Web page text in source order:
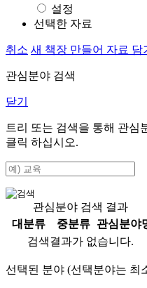
설정
선택한 자료
취소 새 책장 만들어 자료 담
관심분야 검색
닫기
트리 또는 검색을 통해 관심
클릭 하십시오.
관심분야 검색 결과
대분류
중분류
관심분야
검색결과가 없습니다.
선택된 분야 (선택분야는 최